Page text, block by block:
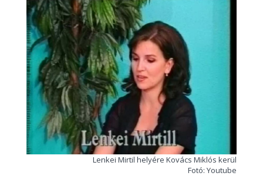
Lenkei Mirtil helyére Kovács Miklós kerül
Fotó: Youtube